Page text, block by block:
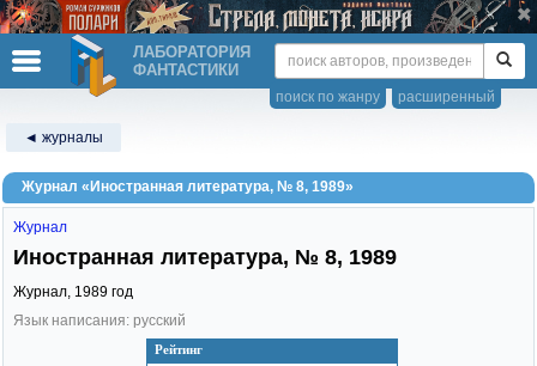
ЛАБОРАТОРИЯ
ФАНТАСТИКИ
расширенный
поиск по жанру
◄ журналы
Журнал «Иностранная литература, № 8, 1989»
Рейтинг
Журнал
Иностранная литература, № 8, 1989
Журнал, 1989 год
Язык написания: русский